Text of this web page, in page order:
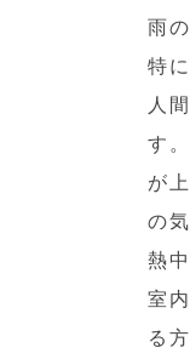
雨
特
人
す
が
の
熱
室
る